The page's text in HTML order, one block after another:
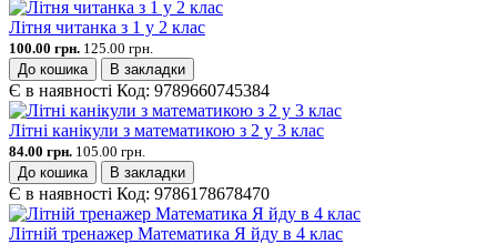
Літня читанка з 1 у 2 клас
100.00 грн. 125.00 грн.
До кошика
В закладки
Є в наявності Код: 9789660745384
Літні канікули з математикою з 2 у 3 клас
84.00 грн. 105.00 грн.
До кошика
В закладки
Є в наявності Код: 9786178678470
Літній тренажер Математика Я йду в 4 клас